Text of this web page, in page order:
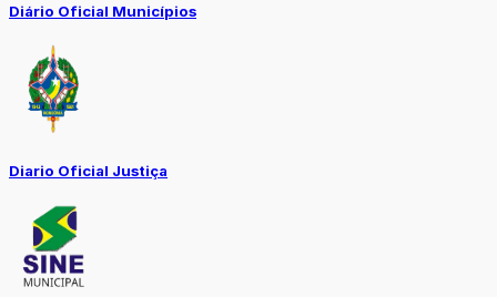
Diário Oficial Municípios
Diario Oficial Justiça